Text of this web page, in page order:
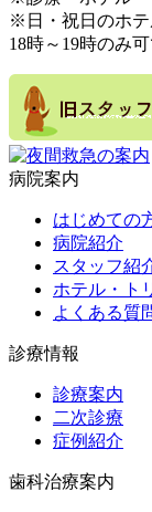
※日・祝日のホテ
18時～19時のみ可
病院案内
はじめての
病院紹介
スタッフ紹
ホテル・ト
よくある質
診療情報
診療案内
二次診療
症例紹介
歯科治療案内